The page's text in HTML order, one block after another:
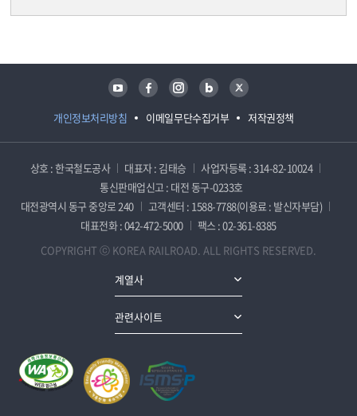
개인정보처리방침 이메일무단수집거부 저작권정책
유튜브 페이스북 인스타그램 블로그 트위터
상호 : 한국철도공사 대표자 : 김태승
사업자등록 : 314-82-10024
통신판매업신고 : 대전 동구-0233호
대전광역시 동구 중앙로 240
고객센터 : 1588-7788(이용료 : 발신자부담)
대표전화 : 042-472-5000
팩스 : 02-361-8385
COPYRIGHT ⓒ KOREA RAILROAD. ALL RIGHTS RESERVED.
계열사
관련사이트